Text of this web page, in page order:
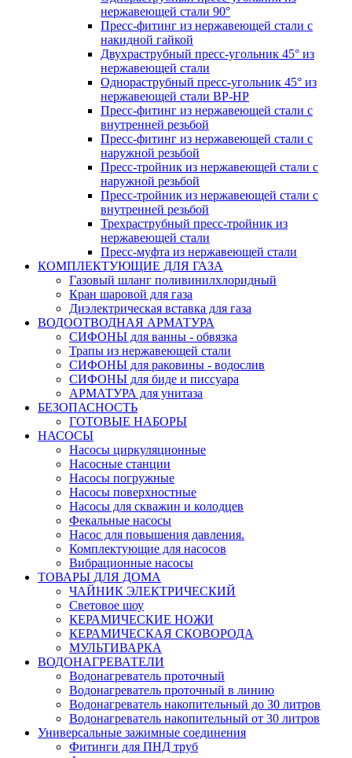
нержавеющей стали 90°
Пресс-фитинг из нержавеющей стали с
накидной гайкой
Двухраструбный пресс-угольник 45° из
нержавеющей стали
Однораструбный пресс-угольник 45° из
нержавеющей стали ВР-НР
Пресс-фитинг из нержавеющей стали с
внутренней резьбой
Пресс-фитинг из нержавеющей стали с
наружной резьбой
Пресс-тройник из нержавеющей стали с
наружной резьбой
Пресс-тройник из нержавеющей стали с
внутренней резьбой
Трехраструбный пресс-тройник из
нержавеющей стали
Пресс-муфта из нержавеющей стали
КОМПЛЕКТУЮЩИЕ ДЛЯ ГАЗА
Газовый шланг поливинилхлоридный
Кран шаровой для газа
Диэлектрическая вставка для газа
ВОДООТВОДНАЯ АРМАТУРА
СИФОНЫ для ванны - обвязка
Трапы из нержавеющей стали
СИФОНЫ для раковины - водослив
СИФОНЫ для биде и писсуара
АРМАТУРА для унитаза
БЕЗОПАСНОСТЬ
ГОТОВЫЕ НАБОРЫ
НАСОСЫ
Насосы циркуляционные
Насосные станции
Насосы погружные
Насосы поверхностные
Насосы для скважин и колодцев
Фекальные насосы
Насос для повышения давления.
Комплектующие для насосов
Вибрационные насосы
ТОВАРЫ ДЛЯ ДОМА
ЧАЙНИК ЭЛЕКТРИЧЕСКИЙ
Световое шоу
КЕРАМИЧЕСКИЕ НОЖИ
КЕРАМИЧЕСКАЯ СКОВОРОДА
МУЛЬТИВАРКА
ВОДОНАГРЕВАТЕЛИ
Водонагреватель проточный
Водонагреватель проточный в линию
Водонагреватель накопительный до 30 литров
Водонагреватель накопительный от 30 литров
Универсальные зажимные соединения
Фитинги для ПНД труб